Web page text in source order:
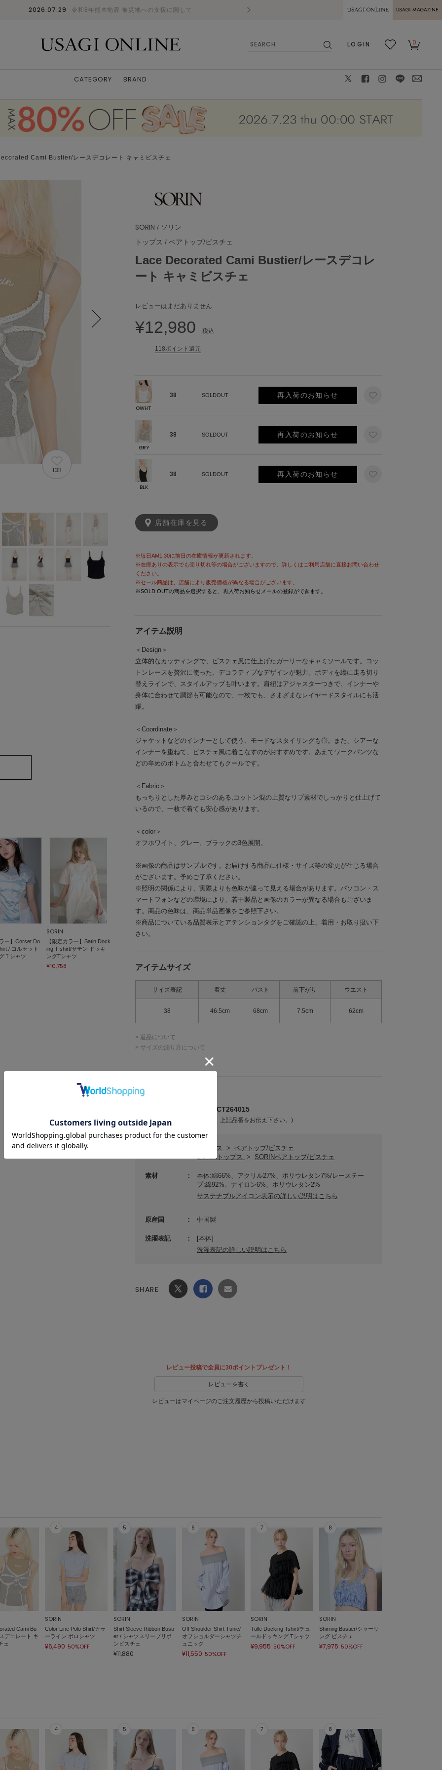
2026.07.29 令和8年熊本地震 被災地への支援に関して 熊本県熊本地方を震源とする地震の影響に
MAGAZINE
LOGIN
0
CATEGORY BRAND
Cami Bustier/レースデコレート キャミビスチェ
SORIN / ソリン
トップス / ベアトップ/ビスチェ
Lace Decorated Cami Bustier/レースデコレ
ート キャミビスチェ
レビューはまだありません
¥12,980 税込
118ポイント還元
OWHT
38 SOLDOUT 再入荷のお知らせ
GRY
38 SOLDOUT 再入荷のお知らせ
BLK
38 SOLDOUT 再入荷のお知らせ
店舗在庫を見る
※毎日AM1:30に前日の在庫情報が更新されます。
※在庫ありの表示でも売り切れ等の場合がございますので、詳しくはご利用店舗に直接お問い合わせ
ください。
※セール商品は、店舗により販売価格が異なる場合がございます。
※SOLD OUTの商品を選択すると、再入荷お知らせメールの登録ができます。
アイテム説明
＜Design＞
立体的なカッティングで、ビスチェ風に仕上げたガーリーなキャミソールです。コッ
トンレースを贅沢に使った、デコラティブなデザインが魅力。ボディを縦に走る切り
替えラインで、スタイルアップも叶います。肩紐はアジャスターつきで、インナーや
身体に合わせて調節も可能なので、一枚でも、さまざまなレイヤードスタイルにも活
躍。
＜Coordinate＞
ジャケットなどのインナーとして使う、モードなスタイリングも◎。また、シアーな
インナーを重ねて、ビスチェ風に着こなすのがおすすめです。あえてワークパンツな
どの辛めのボトムと合わせてもクールです。
＜Fabric＞
もっちりとした厚みとコシのある,コットン混の上質なリブ素材でしっかりと仕上げて
いるので、一枚で着ても安心感があります。
＜color＞
オフホワイト、グレー、ブラックの3色展開。
※画像の商品はサンプルです。お届けする商品に仕様・サイズ等の変更が生じる場合
がございます。予めご了承ください。
※照明の関係により、実際よりも色味が違って見える場合があります。パソコン・ス
マートフォンなどの環境により、若干製品と画像のカラーが異なる場合もございま
す。商品の色味は、商品単品画像をご参照下さい。
※商品についている品質表示とアテンションタグをご確認の上、着用・お取り扱い下
さい。
アイテムサイズ
サイズ表記 着丈 バスト 前下がり ウエスト
38 46.5cm 68cm 7.5cm 62cm
> 返品について
> サイズの測り方について
詳細情報
メーカー品番 ： 27WCT264015
(店舗でお問い合わせの際には、上記品番をお伝え下さい。)
トップス > ベアトップ/ビスチェ
SORINトップス
> SORINベアトップ/ビスチェ
素材
本体:綿66%、アクリル27%、ポリウレタン7%/レーステー
プ:綿92%、ナイロン6%、ポリウレタン2%
サステナブルアイコン表示の詳しい説明はこちら
原産国 中国製
洗濯表記
[本体]
洗濯表記の詳しい説明はこちら
SHARE
131
ー】Corset Do
/ コルセット
Ｔシャツ
SORIN
【限定カラー】Satin Dock
ing T-shirt/サテン ドッキ
ングTシャツ
¥10,758
レビュー投稿で全員に30ポイントプレゼント！
レビューを書く
レビューはマイページのご注文履歴から投稿いただけます
Cami Bu
デコレート キ
ェ
SORIN
Color Line Polo Shirt/カラ
ーライン ポロシャツ
¥6,490 50%OFF
SORIN
Shirt Sleeve Ribbon Busti
er / シャツスリーブリボ
ンビスチェ
¥11,880
SORIN
Off Shoulder Shirt Tunic/
オフショルダーシャツチ
ュニック
¥11,550 50%OFF
SORIN
Tulle Docking Tshirt/チュ
ールドッキング Tシャツ
¥9,955 50%OFF
SORIN
Shirring Bustier/シャーリ
ング ビスチェ
¥7,975 50%OFF